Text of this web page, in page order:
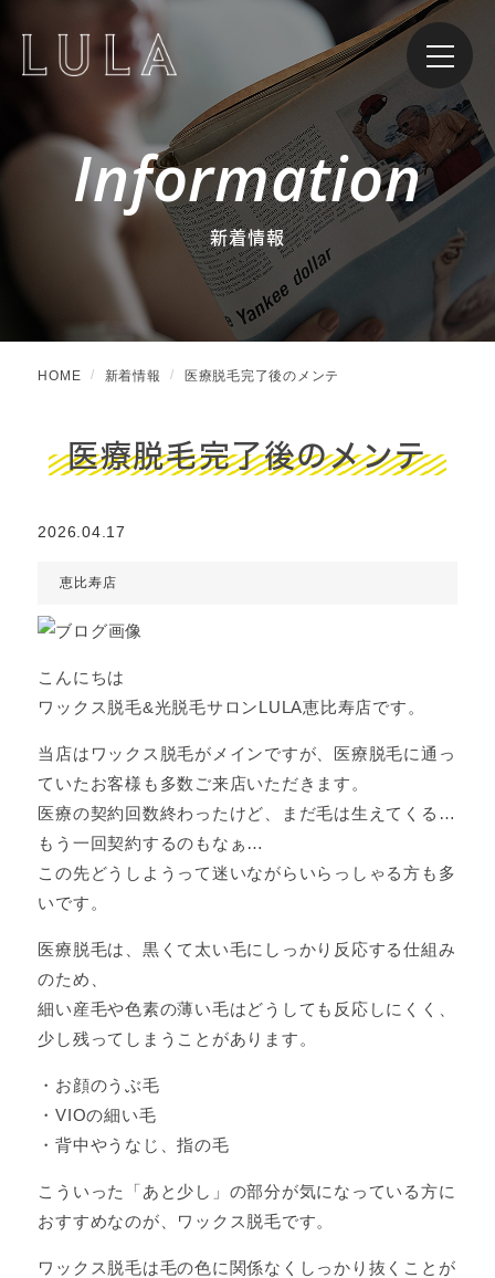
Information
新着情報
HOME 新着情報 医療脱毛完了後のメンテ
医療脱毛完了後のメンテ
2026.04.17
恵比寿店
こんにちは
ワックス脱毛&光脱毛サロンLULA恵比寿店です。
当店はワックス脱毛がメインですが、医療脱毛に通っ
ていたお客様も多数ご来店いただきます。
医療の契約回数終わったけど、まだ毛は生えてくる…
もう一回契約するのもなぁ…
この先どうしようって迷いながらいらっしゃる方も多
いです。
医療脱毛は、黒くて太い毛にしっかり反応する仕組み
のため、
細い産毛や色素の薄い毛はどうしても反応しにくく、
少し残ってしまうことがあります。
・お顔のうぶ毛
・VIOの細い毛
・背中やうなじ、指の毛
こういった「あと少し」の部分が気になっている方に
おすすめなのが、ワックス脱毛です。
ワックス脱毛は毛の色に関係なくしっかり抜くことが